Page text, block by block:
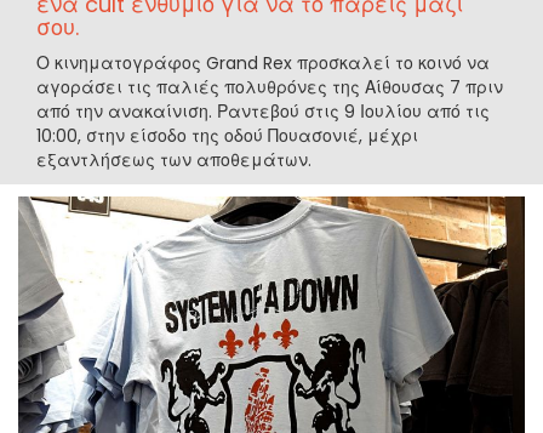
σου.
Ο κινηματογράφος Grand Rex προσκαλεί το κοινό να
αγοράσει τις παλιές πολυθρόνες της Αίθουσας 7 πριν
από την ανακαίνιση. Ραντεβού στις 9 Ιουλίου από τις
10:00, στην είσοδο της οδού Πουασονιέ, μέχρι
εξαντλήσεως των αποθεμάτων.